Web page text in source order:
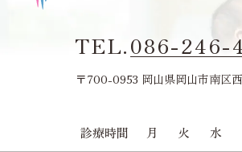
TEL.086-246-
〒700-0953 岡山県岡山市南区
診療時間 月 火 水